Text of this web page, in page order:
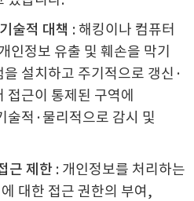
술적 대책 : 해킹이나 컴퓨터
인정보 유출 및 훼손을 막기
설치하고 주기적으로 갱신·
근이 통제된 구역에
술적·물리적으로 감시 및
근 제한 : 개인정보를 처리하는
대한 접근 권한의 부여,